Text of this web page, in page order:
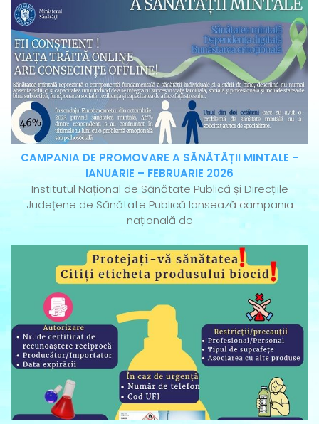
CAMPANIA DE PROMOVARE A SĂNĂTĂȚII MINTALE –
IANUARIE – FEBRUARIE 2026
Institutul Național de Sănătate Publică și Direcțiile
Județene de Sănătate Publică lansează campania
națională de